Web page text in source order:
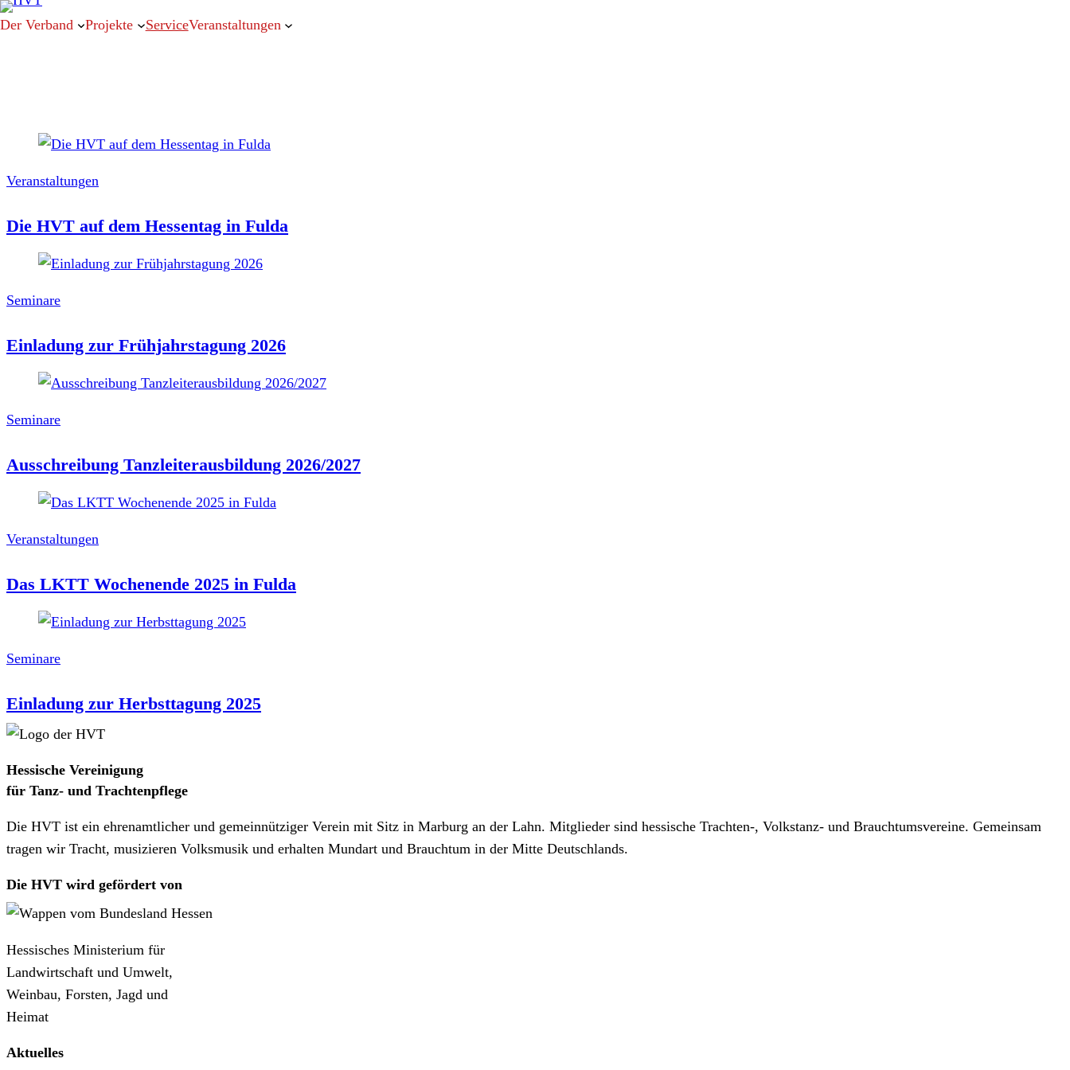
Der Verband Projekte ServiceVeranstaltungen
Veranstaltungen
Die HVT auf dem Hessentag in Fulda
Seminare
Einladung zur Frühjahrstagung 2026
Seminare
Ausschreibung Tanzleiterausbildung 2026/2027
Veranstaltungen
Das LKTT Wochenende 2025 in Fulda
Seminare
Einladung zur Herbsttagung 2025
Hessische Vereinigung
für Tanz- und Trachtenpflege
Die HVT ist ein ehrenamtlicher und gemeinnütziger Verein mit Sitz in Marburg an der Lahn. Mitglieder sind hessische Trachten-, Volkstanz- und Brauchtumsvereine. Gemeinsam
tragen wir Tracht, musizieren Volksmusik und erhalten Mundart und Brauchtum in der Mitte Deutschlands.
Die HVT wird gefördert von
Hessisches Ministerium für
Landwirtschaft und Umwelt,
Weinbau, Forsten, Jagd und
Heimat
Aktuelles